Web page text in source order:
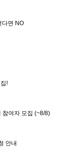
다면 NO
!
참여자 모집 (~8/8)
안내